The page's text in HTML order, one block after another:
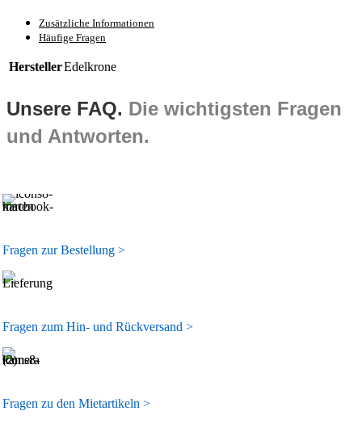
Zusätzliche Informationen
Häufige Fragen
HerstellerEdelkrone
Unsere FAQ. Die wichtigsten Fragen
und Antworten.
Fragen zur Bestellung >
Fragen zum Hin- und Rückversand >
Fragen zu den Mietartikeln >